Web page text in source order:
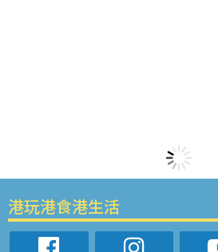
港玩港食港生活